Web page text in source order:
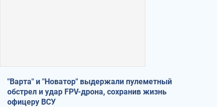
"Варта" и "Новатор" выдержали пулеметный
обстрел и удар FPV-дрона, сохранив жизнь
офицеру ВСУ